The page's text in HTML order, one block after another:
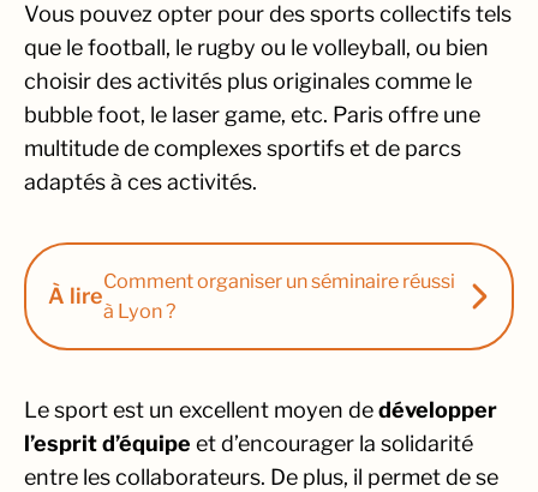
Vous pouvez opter pour des sports collectifs tels
que le football, le rugby ou le volleyball, ou bien
choisir des activités plus originales comme le
bubble foot, le laser game, etc. Paris offre une
multitude de complexes sportifs et de parcs
adaptés à ces activités.
À lire
Comment organiser un séminaire réussi
à Lyon ?
Le sport est un excellent moyen dedévelopper
l’esprit d’équipe et d’encourager la solidarité
entre les collaborateurs. De plus, il permet de se